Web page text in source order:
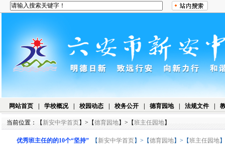
网站首页 学校概况 校园动态 校务公开 德育园地 法规文件
当前位置：【 新安中学首页】>【德育园地】>【班主任园地】
优秀班主任的的10个“坚持” 【 新安中学首页】>【德育园地】>【班主任园地